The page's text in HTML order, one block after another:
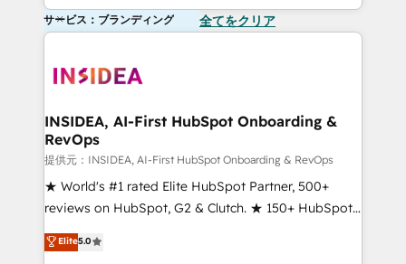
サービス：ブランディング 全てをクリア
INSIDEA, AI-First HubSpot Onboarding &
RevOps
提供元：INSIDEA, AI-First HubSpot Onboarding & RevOps
★ World's #1 rated Elite HubSpot Partner, 500+
reviews on HubSpot, G2 & Clutch. ★ 150+ HubSpot
Certified Experts & Trainers across the team ★
1,500+ implementations across five continents ★ AI-
Elite5.0